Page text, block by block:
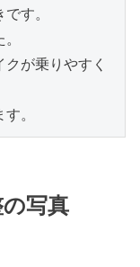
す。
が乗りやすく
。
写真